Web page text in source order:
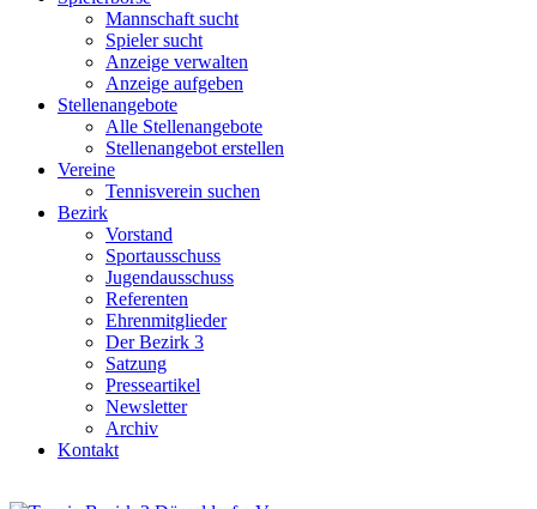
Mannschaft sucht
Spieler sucht
Anzeige verwalten
Anzeige aufgeben
Stellenangebote
Alle Stellenangebote
Stellenangebot erstellen
Vereine
Tennisverein suchen
Bezirk
Vorstand
Sportausschuss
Jugendausschuss
Referenten
Ehrenmitglieder
Der Bezirk 3
Satzung
Presseartikel
Newsletter
Archiv
Kontakt